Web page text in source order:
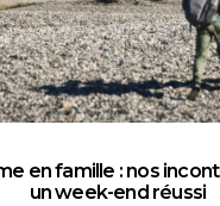
en famille : nos
un week-end réussi